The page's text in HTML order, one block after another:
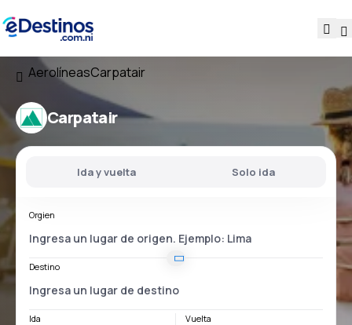
AerolíneasCarpatair
Carpatair
Ida y vuelta Solo ida
Orgien
Destino
Ida Vuelta